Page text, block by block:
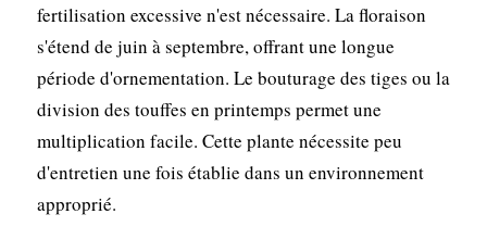
fertilisation excessive n'est nécessaire. La floraison
s'étend de juin à septembre, offrant une longue
période d'ornementation. Le bouturage des tiges ou la
division des touffes en printemps permet une
multiplication facile. Cette plante nécessite peu
d'entretien une fois établie dans un environnement
approprié.